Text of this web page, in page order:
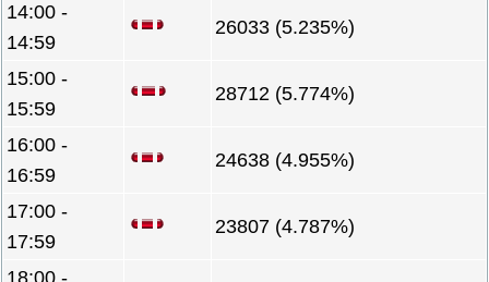
14:00 -
14:59
26033 (5.235%)
15:00 -
15:59
28712 (5.774%)
16:00 -
16:59
24638 (4.955%)
17:00 -
17:59
23807 (4.787%)
18:00 -